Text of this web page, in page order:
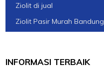
Ziolit di jual
Ziolit Pasir Murah Bandung
INFORMASI TERBAIK